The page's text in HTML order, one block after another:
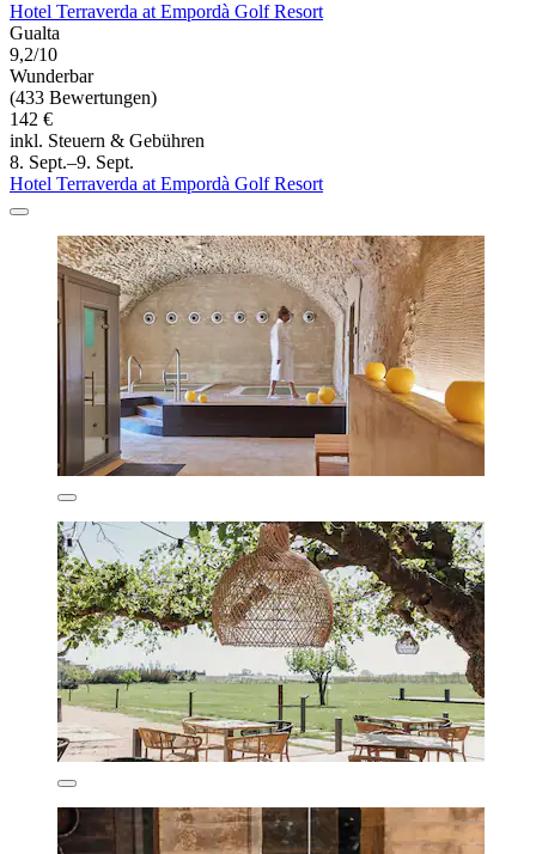
Hotel Terraverda at Empordà Golf Resort
Gualta
9,2/10
Wunderbar
(433 Bewertungen)
142 €
inkl. Steuern & Gebühren
8. Sept.–9. Sept.
Hotel Terraverda at Empordà Golf Resort